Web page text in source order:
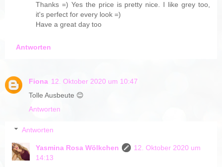
Thanks =) Yes the price is pretty nice. I like grey too,
it's perfect for every look =)
Have a great day too
Antworten
Fiona 12. Oktober 2020 um 10:47
Tolle Ausbeute 😊
Antworten
Antworten
Yasmina Rosa Wölkchen
12. Oktober 2020 um
14:13